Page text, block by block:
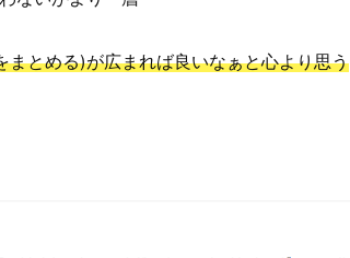
とめる)が広まれば良いなぁと心より思う